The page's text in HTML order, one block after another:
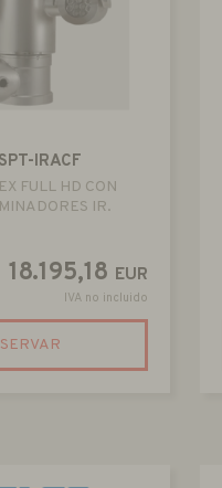
IRACF
FULL HD CON
IR.
18.195,18 EUR
IVA no incluido